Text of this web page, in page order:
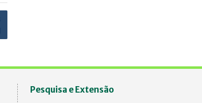
Pesquisa e Extensão